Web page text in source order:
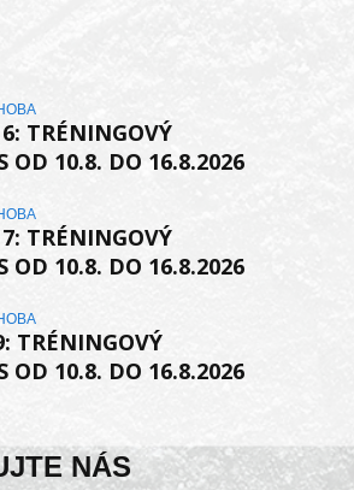
TRÉNINGOVÝ
OD 10.8. DO 16.8.2026
TRÉNINGOVÝ
OD 10.8. DO 16.8.2026
TRÉNINGOVÝ
OD 10.8. DO 16.8.2026
NÁS